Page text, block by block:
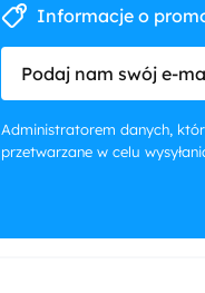
Informacje o
Podaj nam swój e-
Administratorem danych,
przetwarzane w celu